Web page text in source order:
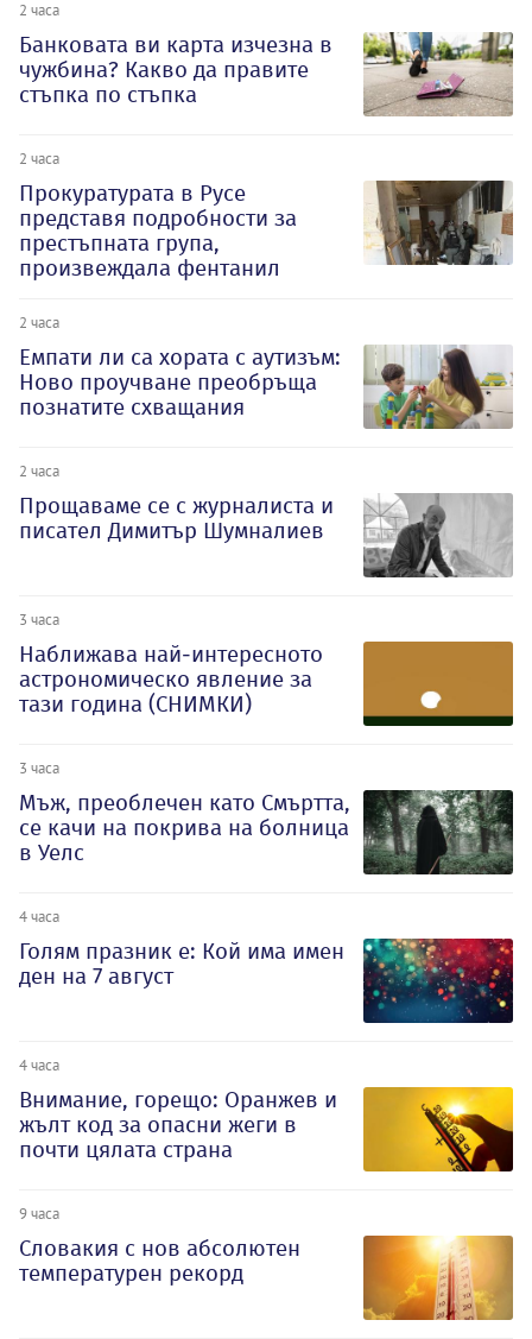
2 часа
Банковата ви карта изчезна в
чужбина? Какво да правите
стъпка по стъпка
2 часа
Прокуратурата в Русе
представя подробности за
престъпната група,
произвеждала фентанил
2 часа
Емпати ли са хората с аутизъм:
Ново проучване преобръща
познатите схващания
2 часа
Прощаваме се с журналиста и
писател Димитър Шумналиев
3 часа
Наближава най-интересното
астрономическо явление за
тази година (СНИМКИ)
3 часа
Мъж, преоблечен като Смъртта,
се качи на покрива на болница
в Уелс
4 часа
Голям празник е: Кой има имен
ден на 7 август
4 часа
Внимание, горещо: Оранжев и
жълт код за опасни жеги в
почти цялата страна
9 часа
Словакия с нов абсолютен
температурен рекорд